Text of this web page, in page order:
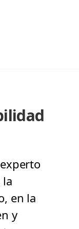
en la
y